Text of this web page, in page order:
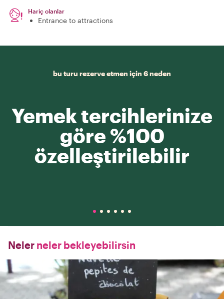
Hariç olanlar
Entrance to attractions
bu turu rezerve etmen için 6 neden
Yemek tercihlerinize
göre %100
özelleştirilebilir
Neler neler bekleyebilirsin